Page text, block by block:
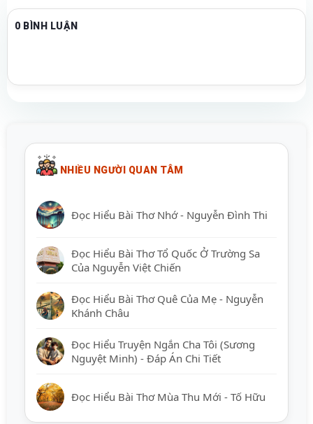
0 BÌNH LUẬN
NHIỀU NGƯỜI QUAN TÂM
Đọc Hiểu Bài Thơ Nhớ - Nguyễn Đình Thi
Đọc Hiểu Bài Thơ Tổ Quốc Ở Trường Sa
Của Nguyễn Việt Chiến
Đọc Hiểu Bài Thơ Quê Của Mẹ - Nguyễn
Khánh Châu
Đọc Hiểu Truyện Ngắn Cha Tôi (Sương
Nguyệt Minh) - Đáp Án Chi Tiết
Đọc Hiểu Bài Thơ Mùa Thu Mới - Tố Hữu